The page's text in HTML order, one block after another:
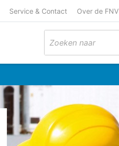
Service & Contact Over de FNV